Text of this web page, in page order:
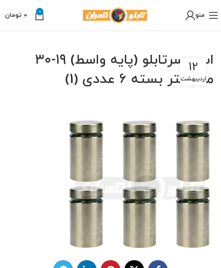
منو 0
0 تومان
اسپیسرتابلو (پایه واسط) ۱۹-۳۰
میلیمتر بسته ۶ عددی (1)
12
اردیبهشت